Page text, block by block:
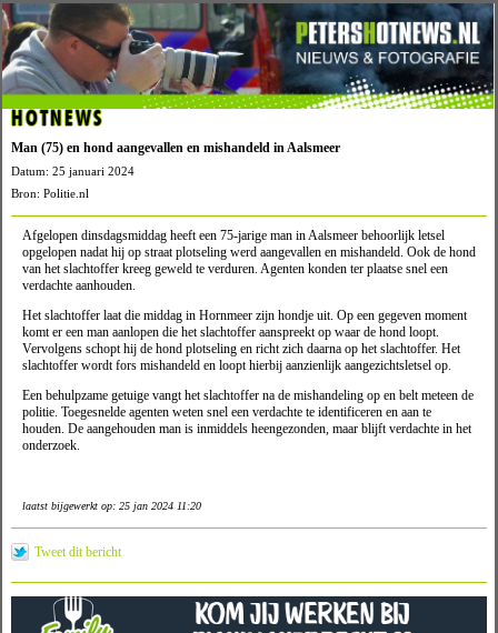
HOTNEWS
Man (75) en hond aangevallen en mishandeld in Aalsmeer
Datum: 25 januari 2024
Bron: Politie.nl
Afgelopen dinsdagsmiddag heeft een 75-jarige man in Aalsmeer behoorlijk letsel
opgelopen nadat hij op straat plotseling werd aangevallen en mishandeld. Ook de hond
van het slachtoffer kreeg geweld te verduren. Agenten konden ter plaatse snel een
verdachte aanhouden.
Het slachtoffer laat die middag in Hornmeer zijn hondje uit. Op een gegeven moment
komt er een man aanlopen die het slachtoffer aanspreekt op waar de hond loopt.
Vervolgens schopt hij de hond plotseling en richt zich daarna op het slachtoffer. Het
slachtoffer wordt fors mishandeld en loopt hierbij aanzienlijk aangezichtsletsel op.
Een behulpzame getuige vangt het slachtoffer na de mishandeling op en belt meteen de
politie. Toegesnelde agenten weten snel een verdachte te identificeren en aan te
houden. De aangehouden man is inmiddels heengezonden, maar blijft verdachte in het
onderzoek.
laatst bijgewerkt op: 25 jan 2024 11:20
Tweet dit bericht